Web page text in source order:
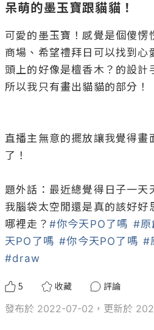
呆萌的墨玉寶跟貓貓！
可愛的墨玉寶！感覺是個傻愣
商場、希望禮拜日可以找到心
頭上的好像是檀香木？的設計
所以我只有畫出貓貓的部分！
直播主無意的擺放讓我覺得畫
了！
題外話：最近總覺得日子一天
我腦袋太空閒還是真的該好好
哪裡走？ #你今天PO了嗎 #原
天PO了嗎 #你今天PO了嗎 #
#draw
5 收藏
評論
發布於 2022-07-02，更新於